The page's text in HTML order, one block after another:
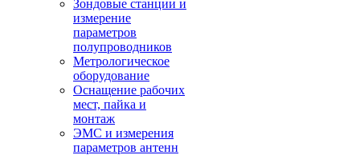
Зондовые станции и
измерение
параметров
полупроводников
Метрологическое
оборудование
Оснащение рабочих
мест, пайка и
монтаж
ЭМС и измерения
параметров антенн